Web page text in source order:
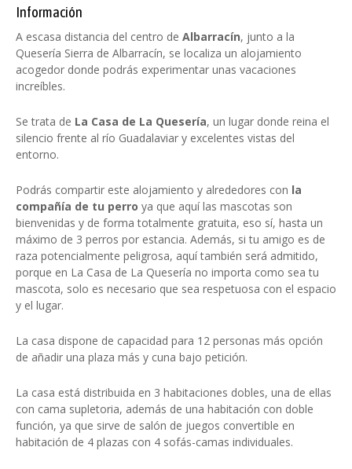
Información
A escasa distancia del centro de Albarracín, junto a la
Quesería Sierra de Albarracín, se localiza un alojamiento
acogedor donde podrás experimentar unas vacaciones
increíbles.
Se trata de La Casa de La Quesería, un lugar donde reina el
silencio frente al río Guadalaviar y excelentes vistas del
entorno.
Podrás compartir este alojamiento y alrededores con la
compañía de tu perro ya que aquí las mascotas son
bienvenidas y de forma totalmente gratuita, eso sí, hasta un
máximo de 3 perros por estancia. Además, si tu amigo es de
raza potencialmente peligrosa, aquí también será admitido,
porque en La Casa de La Quesería no importa como sea tu
mascota, solo es necesario que sea respetuosa con el espacio
y el lugar.
La casa dispone de capacidad para 12 personas más opción
de añadir una plaza más y cuna bajo petición.
La casa está distribuida en 3 habitaciones dobles, una de ellas
con cama supletoria, además de una habitación con doble
función, ya que sirve de salón de juegos convertible en
habitación de 4 plazas con 4 sofás-camas individuales.